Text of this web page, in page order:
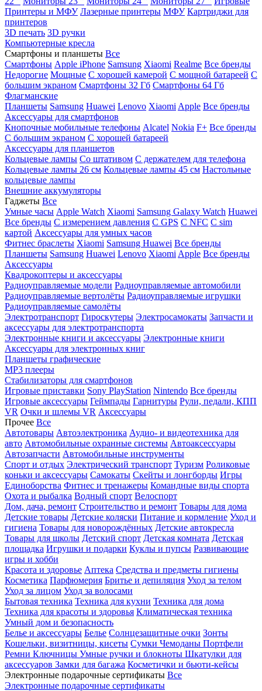
Принтеры и МФУ Лазерные принтеры МФУ Картриджи для
принтеров
3D печать 3D ручки
Компьютерные кресла
Смартфоны и планшеты Все
Смартфоны Apple iPhone Samsung Xiaomi Realme Все бренды
Недорогие Мощные С хорошей камерой С мощной батареей С
большим экраном Смартфоны 32 Гб Смартфоны 64 Гб
Флагманские
Планшеты Samsung Huawei Lenovo Xiaomi Apple Все бренды
Аксессуары для смартфонов
Кнопочные мобильные телефоны Alcatel Nokia F+ Все бренды
С большим экраном С хорошей батареей
Аксессуары для планшетов
Кольцевые лампы Со штативом C держателем для телефона
Кольцевые лампы 26 см Кольцевые лампы 45 см Настольные
кольцевые лампы
Внешние аккумуляторы
Гаджеты Все
Умные часы Apple Watch Xiaomi Samsung Galaxy Watch Huawei
Все бренды C измерением давления C GPS C NFC C sim
картой Аксессуары для умных часов
Фитнес браслеты Xiaomi Samsung Huawei Все бренды
Планшеты Samsung Huawei Lenovo Xiaomi Apple Все бренды
Аксессуары
Квадрокоптеры и аксессуары
Радиоуправляемые модели Радиоуправляемые автомобили
Радиоуправляемые вертолёты Радиоуправляемые игрушки
Радиоуправляемые самолёты
Электротранспорт Гироскутеры Электросамокаты Запчасти и
аксессуары для электротранспорта
Электронные книги и аксессуары Электронные книги
Аксессуары для электронных книг
Планшеты графические
MP3 плееры
Стабилизаторы для смартфонов
Игровые приставки Sony PlayStation Nintendo Все бренды
Игровые аксессуары Геймпады Гарнитуры Рули, педали, КПП
VR Очки и шлемы VR Аксессуары
Прочее Все
Автотовары Автоэлектроника Аудио- и видеотехника для
авто Автомобильные охранные системы Автоаксессуары
Автозапчасти Автомобильные инструменты
Спорт и отдых Электрический транспорт Туризм Роликовые
коньки и аксессуары Самокаты Скейты и лонгборды Игры
Единоборства Фитнес и тренажеры Командные виды спорта
Охота и рыбалка Водный спорт Велоспорт
Дом, дача, ремонт Строительство и ремонт Товары для дома
Детские товары Детские коляски Питание и кормление Уход и
гигиена Товары для новорождённых Детские автокресла
Товары для школы Детский спорт Детская комната Детская
площадка Игрушки и подарки Куклы и пупсы Развивающие
игры и хобби
Красота и здоровье Аптека Средства и предметы гигиены
Косметика Парфюмерия Бритье и депиляция Уход за телом
Уход за лицом Уход за волосами
Бытовая техника Техника для кухни Техника для дома
Техника для красоты и здоровья Климатическая техника
Умный дом и безопасность
Белье и аксессуары Белье Солнцезащитные очки Зонты
Кошельки, визитницы, кисеты Сумки Чемоданы Портфели
Ремни Ключницы Умные ручки и блокноты Шкатулки для
аксессуаров Замки для багажа Косметички и бьюти-кейсы
Электронные подарочные сертификаты Все
Электронные подарочные сертификаты